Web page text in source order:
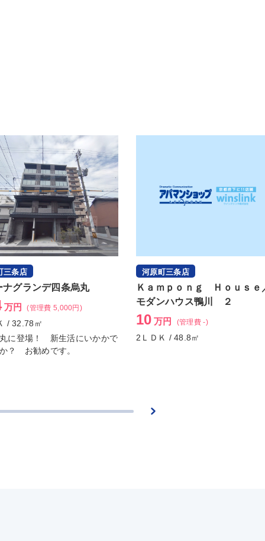
三条店
ナグランデ四条烏丸
万円 (管理費 5,000円)
/ 32.78㎡
に登場！ 新生活にいかかで
？ お勧めです。
河原町三条店
Ｋａｍｐｏｎｇ Ｈｏｕｓｅ
モダンハウス鴨川 ２
10 万円 (管理費 -)
2ＬＤＫ / 48.8㎡